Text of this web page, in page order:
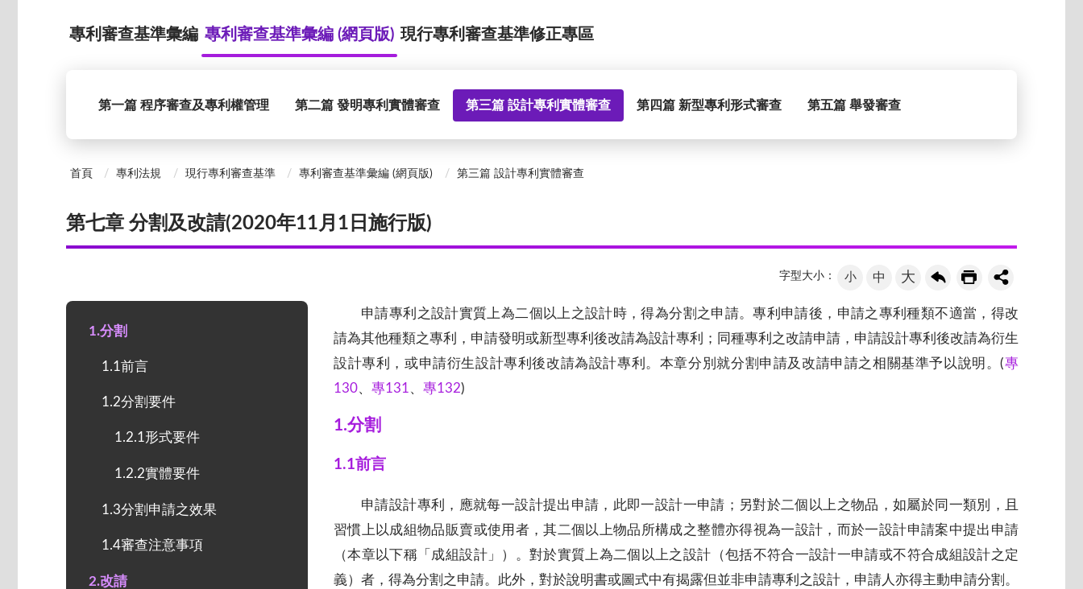
專利審查基準彙編 專利審查基準彙編 (網頁版)
第一篇 程序審查及專利權管理 第二篇 發明專利實體審查 第三篇 設計專利實體審查 第四篇 新型專利形式審查 第五篇 舉發審查
現行專利審查基準修正專區
首頁 專利法規 現行專利審查基準 專利審查基準彙編 (網頁版) 第三篇 設計專利實體審查
第七章 分割及改請(2020年11月1日施行版)
字型大小： 小 中 大
1.分割
1.1前言
1.2分割要件
1.2.1形式要件
1.2.2實體要件
1.3分割申請之效果
1.4審查注意事項
2.改請
申請專利之設計實質上為二個以上之設計時，得為分割之申請。專利申請後，申請之專利種類不適當，得改
請為其他種類之專利，申請發明或新型專利後改請為設計專利；同種專利之改請申請，申請設計專利後改請為衍生
設計專利，或申請衍生設計專利後改請為設計專利。本章分別就分割申請及改請申請之相關基準予以說明。(專
130、 專131、 專132)
1.分割
1.1前言
申請設計專利，應就每一設計提出申請，此即一設計一申請；另對於二個以上之物品，如屬於同一類別，且
習慣上以成組物品販賣或使用者，其二個以上物品所構成之整體亦得視為一設計，而於一設計申請案中提出申請
（本章以下稱「成組設計」）。對於實質上為二個以上之設計（包括不符合一設計一申請或不符合成組設計之定
義）者，得為分割之申請。此外，對於說明書或圖式中有揭露但並非申請專利之設計，申請人亦得主動申請分割。